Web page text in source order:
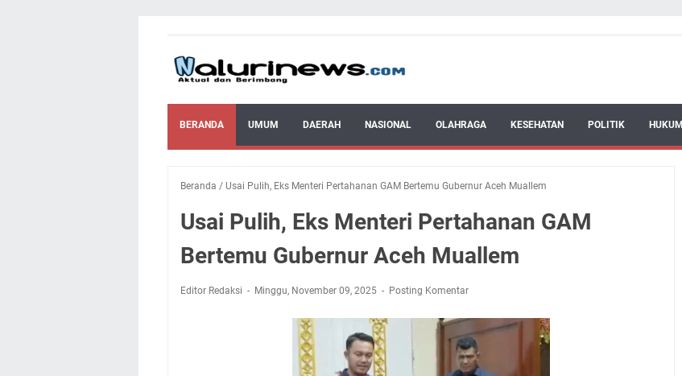
BERANDA UMUM DAERAH NASIONAL OLAHRAGA KESEHATAN POLITIK HUKUM
Beranda / Usai Pulih, Eks Menteri Pertahanan GAM Bertemu Gubernur Aceh Muallem
Usai Pulih, Eks Menteri Pertahanan GAM
Bertemu Gubernur Aceh Muallem
Editor Redaksi Minggu, November 09, 2025 Posting Komentar